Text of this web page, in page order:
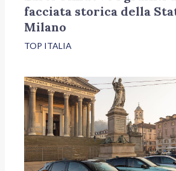
facciata storica della
Milano
TOP ITALIA